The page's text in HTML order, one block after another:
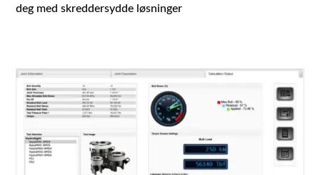
deg med skreddersydde løsninger